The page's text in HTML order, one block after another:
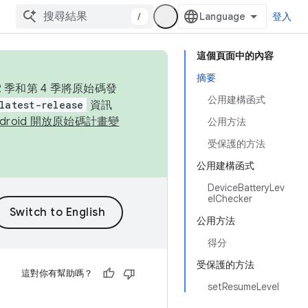
/ 登入
這個頁面中的內容
摘要
公用建構函式
公用方法
受保護的方法
公用建構函式
DeviceBatteryLev
elChecker
公用方法
得分
受保護的方法
setResumeLevel
和第 4 季將原始碼發
release
資訊
開放原始碼計畫變
這對你有幫助嗎？